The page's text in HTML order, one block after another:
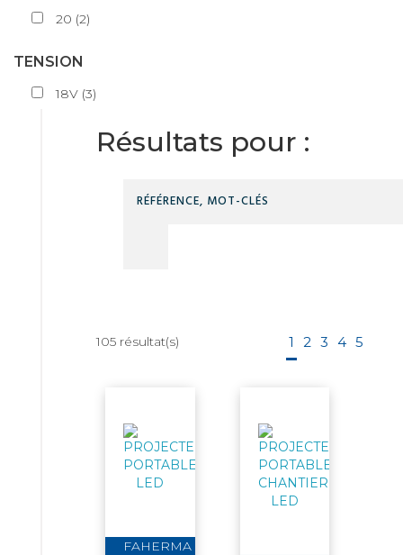
20 (2)
TENSION
18V (3)
Résultats pour :
105 résultat(s) 1 2 3 4 5
FAHERMA